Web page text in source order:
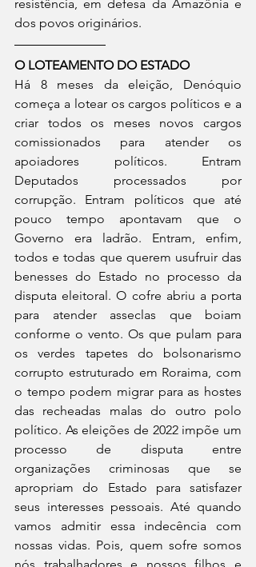
resistência, em defesa da Amazônia e
dos povos originários.
O LOTEAMENTO DO ESTADO
Há 8 meses da eleição, Denóquio
começa a lotear os cargos políticos e a
criar todos os meses novos cargos
comissionados para atender os
apoiadores políticos. Entram
Deputados processados por
corrupção. Entram políticos que até
pouco tempo apontavam que o
Governo era ladrão. Entram, enfim,
todos e todas que querem usufruir das
benesses do Estado no processo da
disputa eleitoral. O cofre abriu a porta
para atender asseclas que boiam
conforme o vento. Os que pulam para
os verdes tapetes do bolsonarismo
corrupto estruturado em Roraima, com
o tempo podem migrar para as hostes
das recheadas malas do outro polo
político. As eleições de 2022 impõe um
processo de disputa entre
organizações criminosas que se
apropriam do Estado para satisfazer
seus interesses pessoais. Até quando
vamos admitir essa indecência com
nossas vidas. Pois, quem sofre somos